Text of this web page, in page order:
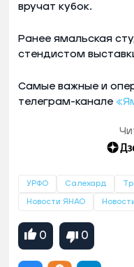
вручат кубок.
Ранее ямальская
стендистом
Самые важные и
телеграм-канале
УРФО Салехард
Новости ЯНАО
0 0